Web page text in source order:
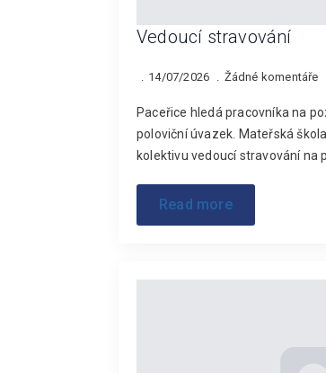
Vedoucí stravování
14/07/2026 Žádné komentáře
Paceřice hledá pracovníka na
poloviční úvazek. Mateřská
kolektivu vedoucí stravování na
Read more